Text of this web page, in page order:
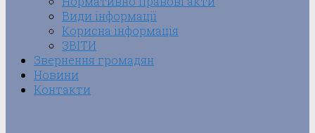
Види інформації
Корисна інформація
ЗВІТИ
Звернення громадян
Новини
Контакти